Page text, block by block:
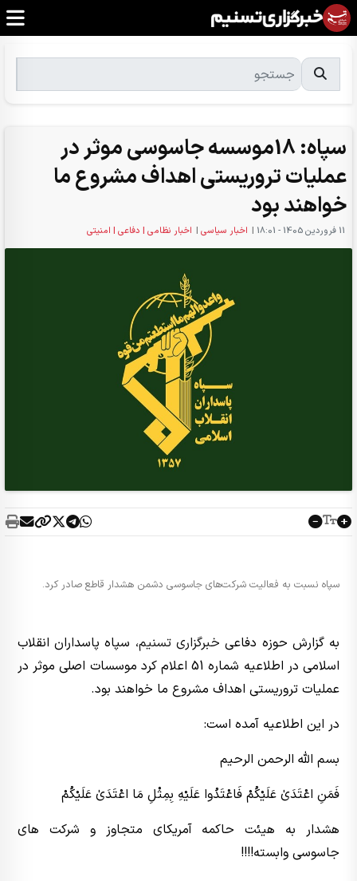
سپاه: 18موسسه جاسوسی موثر در
عملیات تروریستی اهداف مشروع ما
خواهند بود
11 فروردين 1405 - 18:01 | اخبار سیاسی | اخبار نظامی | دفاعی | امنیتی
سپاه نسبت به فعالیت شرکت‌های جاسوسی دشمن هشدار قاطع صادر کرد.
به گزارش حوزه دفاعی خبرگزاری تسنیم، سپاه پاسداران انقلاب
اسلامی در اطلاعیه شماره 51 اعلام کرد موسسات اصلی موثر در
عملیات تروریستی اهداف مشروع ما خواهند بود.
در این اطلاعیه آمده است:
بسم الله الرحمن الرحیم
فَمَنِ اعْتَدَىٰ عَلَيْكُمْ فَاعْتَدُوا عَلَيْهِ بِمِثْلِ مَا اعْتَدَىٰ عَلَيْكُمْ
هشدار به هیئت حاکمه آمریکای متجاوز و شرکت های
جاسوسی وابسته!!!!